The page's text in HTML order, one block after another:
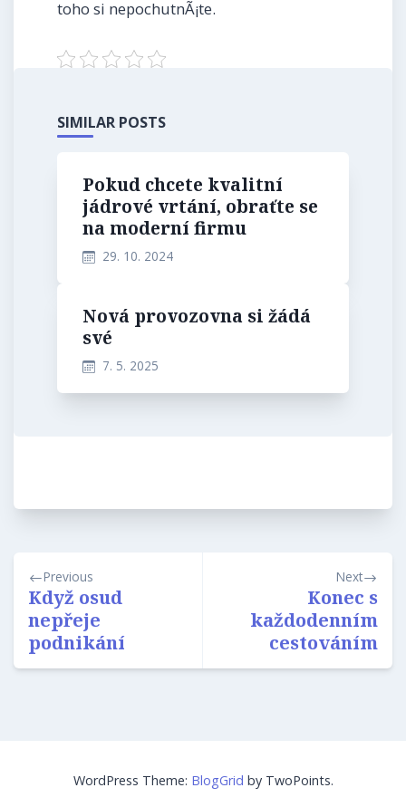
toho si nepochutnÃ¡te.
SIMILAR POSTS
Pokud chcete kvalitní
jádrové vrtání, obraťte se
na moderní firmu
29. 10. 2024
Nová provozovna si žádá
své
7. 5. 2025
Navigace
pro
příspěvek
Previous
Když osud
nepřeje
podnikání
Next
Konec s
každodenním
cestováním
WordPress Theme: BlogGrid by TwoPoints.